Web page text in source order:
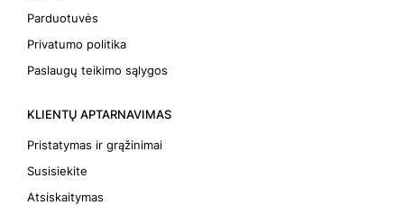
Parduotuvės
Privatumo politika
Paslaugų teikimo sąlygos
KLIENTŲ APTARNAVIMAS
Pristatymas ir grąžinimai
Susisiekite
Atsiskaitymas